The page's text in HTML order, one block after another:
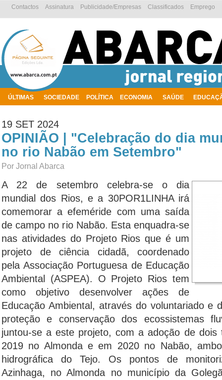
ÚLTIMAS SOCIEDADE POLÍTICA ECONOMIA SAÚDE
Emprego
Classificados
Publicidade/Empresas
Assinatura
Contactos
19 SET 2024
OPINIÃO | "Celebração do dia
no rio Nabão em Setembro"
Por Jornal Abarca
A 22 de setembro celebra-se o dia
mundial dos Rios, e a 30POR1LINHA irá
comemorar a efeméride com uma saída
de campo no rio Nabão. Esta enquadra-se
nas atividades do Projeto Rios que é um
projeto de ciência cidadã, coordenado
pela Associação Portuguesa de Educação
Ambiental (ASPEA). O Projeto Rios tem
como objetivo desenvolver ações de
Educação Ambiental, através do voluntariado e
proteção e conservação dos ecossistemas
juntou-se a este projeto, com a adoção de
2019 no Almonda e em 2020 no Nabão,
hidrográfica do Tejo. Os pontos de
Azinhaga, no Almonda no município da